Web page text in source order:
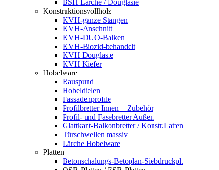
BSH Lärche / Douglasie
Konstruktionsvollholz
KVH-ganze Stangen
KVH-Anschnitt
KVH-DUO-Balken
KVH-Biozid-behandelt
KVH Douglasie
KVH Kiefer
Hobelware
Rauspund
Hobeldielen
Fassadenprofile
Profilbretter Innen + Zubehör
Profil- und Fasebretter Außen
Glattkant-Balkonbretter / Konstr.Latten
Türschwellen massiv
Lärche Hobelware
Platten
Betonschalungs-Betoplan-Siebdruckpl.